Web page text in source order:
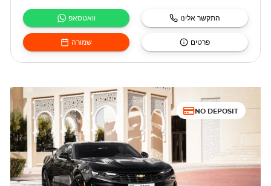
וואטסאפ התקשר אלינו
שמורה פרטים
NO DEPOSIT